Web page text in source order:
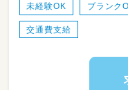
未経験OK ブランク
交通費支給